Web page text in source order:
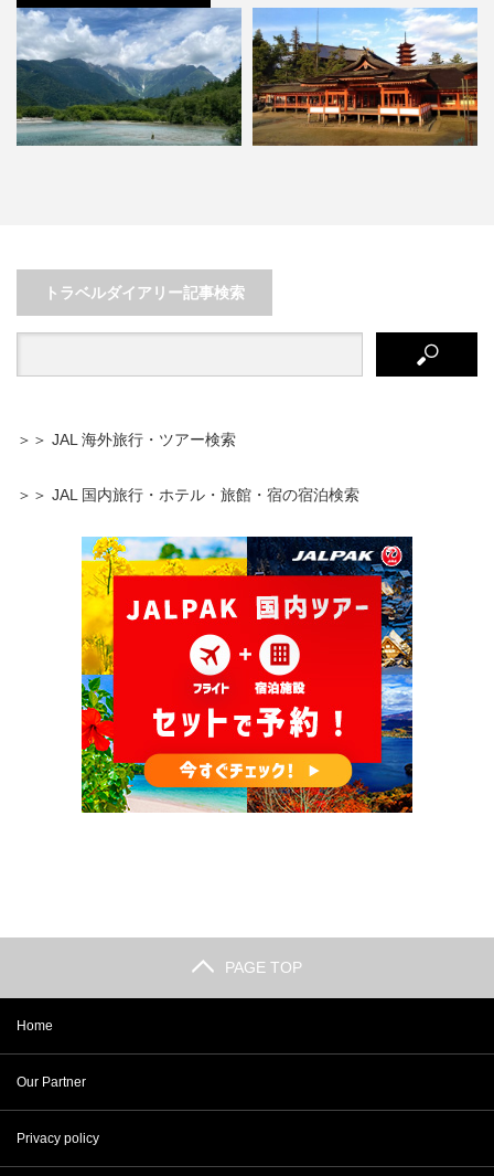
トラベルダイアリー記事検索
＞＞ JAL 海外旅行・ツアー検索
＞＞ JAL 国内旅行・ホテル・旅館・宿の宿泊検索
PAGE TOP
Home
Our Partner
Privacy policy